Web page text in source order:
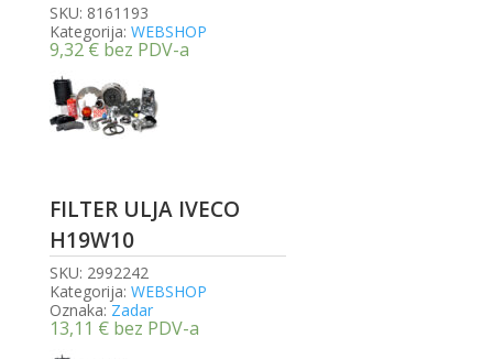
SKU: 8161193
Kategorija: WEBSHOP
9,32€ bez PDV-a
FILTER ULJA IVECO
H19W10
SKU: 2992242
Kategorija: WEBSHOP
Oznaka: Zadar
13,11 € bez PDV-a